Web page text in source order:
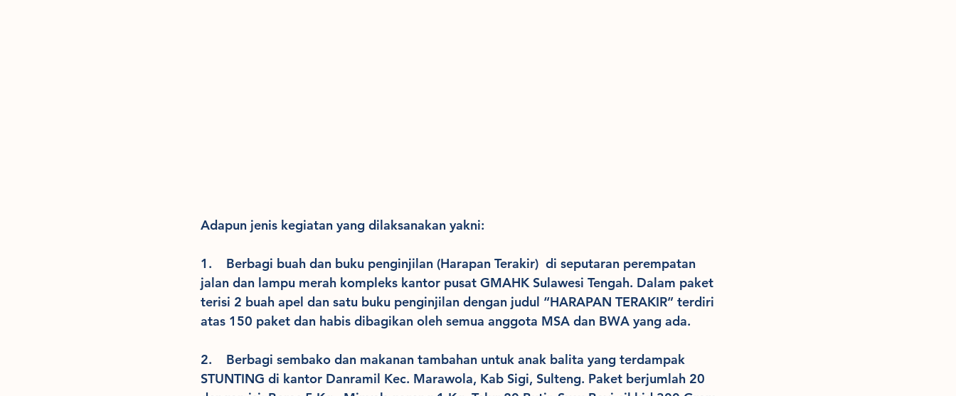
Adapun jenis kegiatan yang dilaksanakan yakni:
1.    Berbagi buah dan buku penginjilan (Harapan Terakir)  di seputaran perempatan
jalan dan lampu merah kompleks kantor pusat GMAHK Sulawesi Tengah. Dalam paket
terisi 2 buah apel dan satu buku penginjilan dengan judul “HARAPAN TERAKIR” terdiri
atas 150 paket dan habis dibagikan oleh semua anggota MSA dan BWA yang ada.
2.    Berbagi sembako dan makanan tambahan untuk anak balita yang terdampak
STUNTING di kantor Danramil Kec. Marawola, Kab Sigi, Sulteng. Paket berjumlah 20